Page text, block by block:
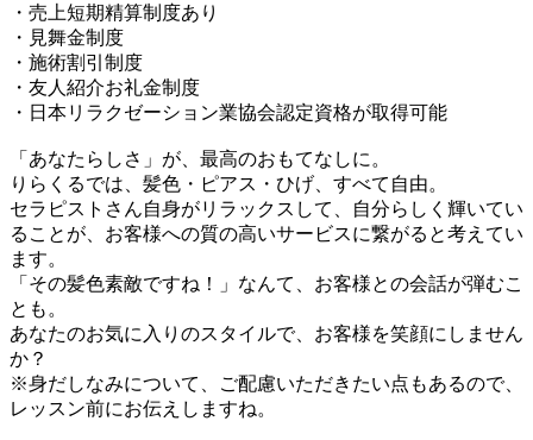
・売上短期精算制度あり
・見舞金制度
・施術割引制度
・友人紹介お礼金制度
・日本リラクゼーション業協会認定資格が取得可能
「あなたらしさ」が、最高のおもてなしに。
りらくるでは、髪色・ピアス・ひげ、すべて自由。
セラピストさん自身がリラックスして、自分らしく輝いてい
ることが、お客様への質の高いサービスに繋がると考えてい
ます。
「その髪色素敵ですね！」なんて、お客様との会話が弾むこ
とも。
あなたのお気に入りのスタイルで、お客様を笑顔にしません
か？
※身だしなみについて、ご配慮いただきたい点もあるので、
レッスン前にお伝えしますね。